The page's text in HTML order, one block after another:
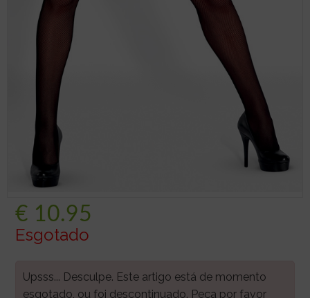
€ 10.95
Esgotado
Upsss... Desculpe. Este artigo está de momento
esgotado, ou foi descontinuado. Peça por favor